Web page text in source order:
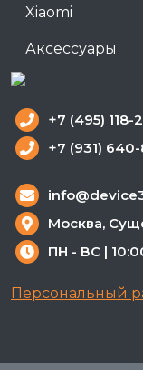
Xiaomi
Аксессуары
+7 (495) 118-
+7 (931) 640-
Москва,
ПН - ВС |
Персональный